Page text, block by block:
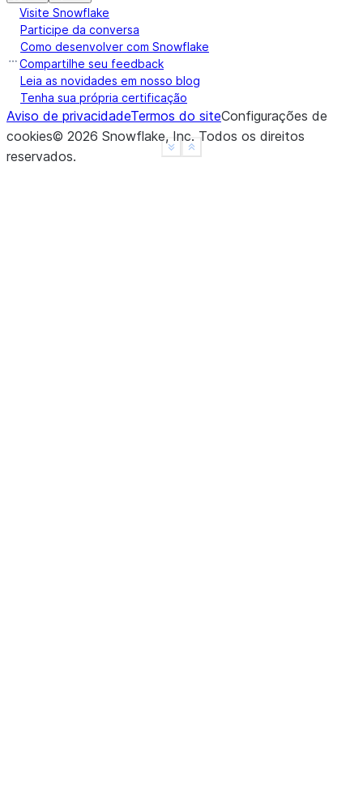
dtype: bool
Show less
See more
Visite Snowflake
Participe da conversa
Como desenvolver com Snowflake
Compartilhe seu feedback
Leia as novidades em nosso blog
Tenha sua própria certificação
Aviso de privacidadeTermos do siteConfigurações de
cookies© 2026 Snowflake, Inc. Todos os direitos
reservados.